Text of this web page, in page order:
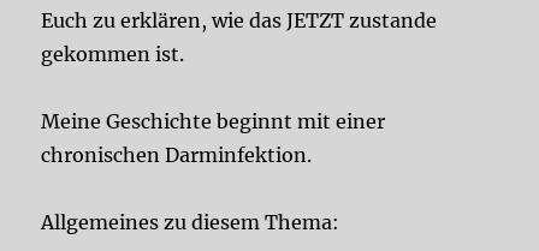
Euch zu erklären, wie das JETZT zustande
gekommen ist.
Meine Geschichte beginnt mit einer
chronischen Darminfektion.
Allgemeines zu diesem Thema: